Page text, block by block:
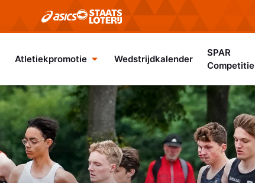
Atletiekpromotie Wedstrijdkalender
SPAR
Competitie